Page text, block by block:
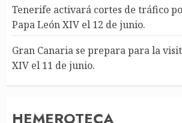
Tenerife activará cortes de tráfico
Papa León XIV el 12 de junio.
Gran Canaria se prepara para la
XIV el 11 de junio.
HEMEROTECA